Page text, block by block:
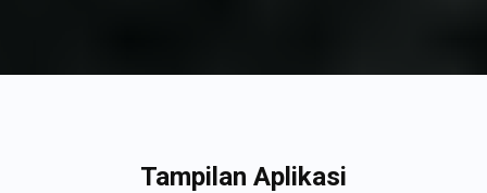
Tampilan Aplikasi